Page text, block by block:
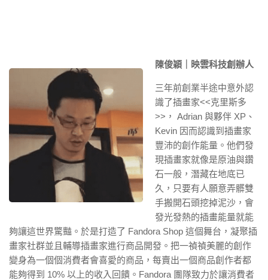
陳俊穎｜映雲科技創辦人
三年前創業半途中意外認
識了插畫家<<克里斯多
>>， Adrian 與夥伴 XP、
Kevin 因而認識到插畫家
豐沛的創作能量。 他們發
現插畫家就像是原油與鑽
石一般，潛藏在地底已
久， 只要有人願意弄髒雙
手搬開石頭挖掉泥沙， 會
發光發熱的插畫能量就能
夠讓這世界驚豔。於是打造了 Fandora Shop 這個舞台，凝聚插
畫家社群並且輔導插畫家進行商品開發。 把一禎禎美麗的創作
變身為一個個消費者會喜愛的商品， 每賣出一個商品創作者都
能夠得到 10% 以上的收入回饋。Fandora 團隊致力於讓消費者